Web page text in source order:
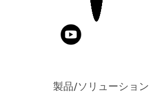
製品/ソリューション